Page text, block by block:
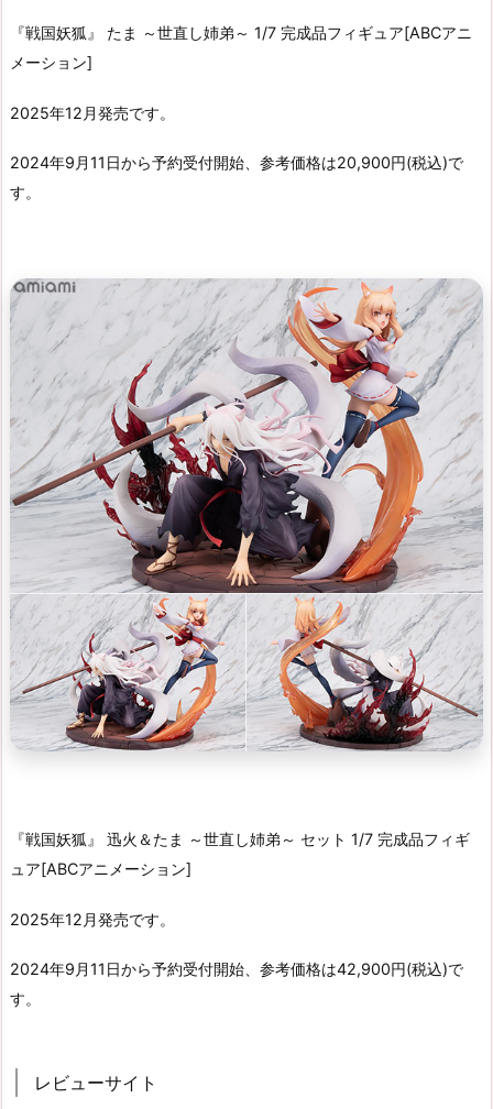
『戦国妖狐』 たま ～世直し姉弟～ 1/7 完成品フィギュア[ABCアニ
メーション]
2025年12月発売です。
2024年9月11日から予約受付開始、参考価格は20,900円(税込)で
す。
『戦国妖狐』 迅火＆たま ～世直し姉弟～ セット 1/7 完成品フィギ
ュア[ABCアニメーション]
2025年12月発売です。
2024年9月11日から予約受付開始、参考価格は42,900円(税込)で
す。
レビューサイト